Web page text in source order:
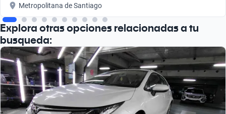
Metropolitana de Santiago
Explora otras opciones relacionadas a tu
busqueda: